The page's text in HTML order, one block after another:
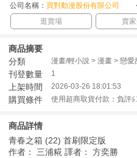
公司名稱： 買對動漫股份有限公司 公
逛賣場
賣
商品摘要
分類
漫畫/輕小說 > 漫畫 > 戀愛
刊登數量 1
上架時間 2026-03-26 18:01:53
購買條件 使用超商取貨付款：負評
商品詳情
青春之箱 (22) 首刷限定版
作者： 三浦糀 譯者： 方奕勝